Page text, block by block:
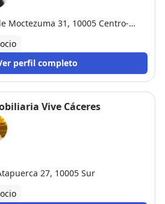
Moctezuma 31, 10005 Centro-
perfil completo
Vive Cáceres
27, 10005 Sur